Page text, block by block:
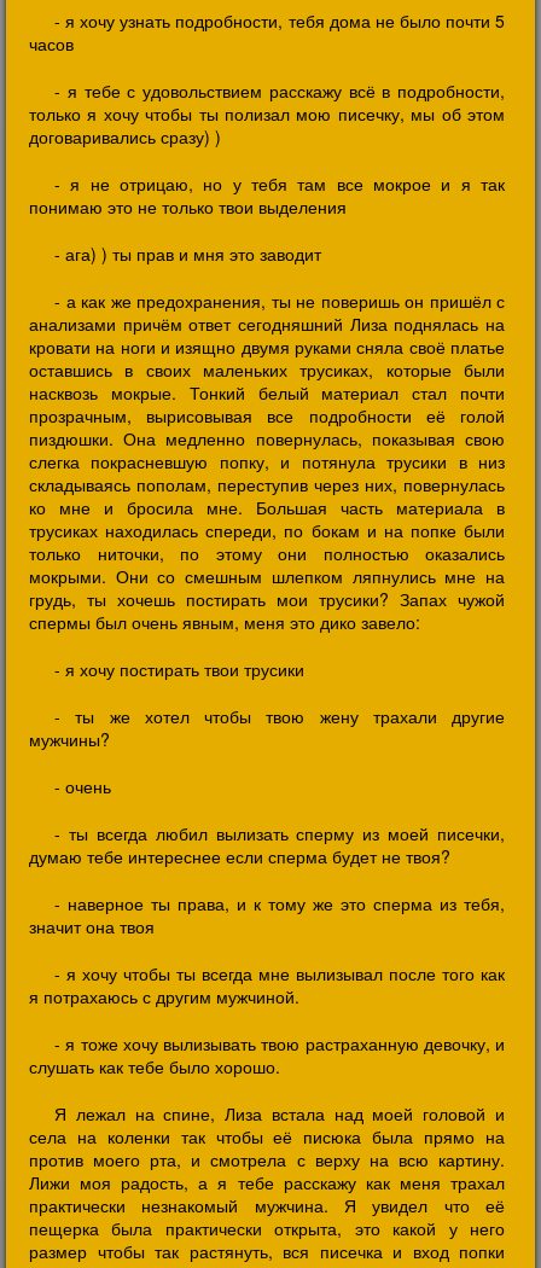
- я хочу узнать подробности, тебя дома не было почти 5
часов
- я тебе с удовольствием расскажу всё в подробности,
только я хочу чтобы ты полизал мою писечку, мы об этом
договаривались сразу) )
- я не отрицаю, но у тебя там все мокрое и я так
понимаю это не только твои выделения
- ага) ) ты прав и мня это заводит
- а как же предохранения, ты не поверишь он пришёл с
анализами причём ответ сегодняшний Лиза поднялась на
кровати на ноги и изящно двумя руками сняла своё платье
оставшись в своих маленьких трусиках, которые были
насквозь мокрые. Тонкий белый материал стал почти
прозрачным, вырисовывая все подробности её голой
пиздюшки. Она медленно повернулась, показывая свою
слегка покрасневшую попку, и потянула трусики в низ
складываясь пополам, переступив через них, повернулась
ко мне и бросила мне. Большая часть материала в
трусиках находилась спереди, по бокам и на попке были
только ниточки, по этому они полностью оказались
мокрыми. Они со смешным шлепком ляпнулись мне на
грудь, ты хочешь постирать мои трусики? Запах чужой
спермы был очень явным, меня это дико завело:
- я хочу постирать твои трусики
- ты же хотел чтобы твою жену трахали другие
мужчины?
- очень
- ты всегда любил вылизать сперму из моей писечки,
думаю тебе интереснее если сперма будет не твоя?
- наверное ты права, и к тому же это сперма из тебя,
значит она твоя
- я хочу чтобы ты всегда мне вылизывал после того как
я потрахаюсь с другим мужчиной.
- я тоже хочу вылизывать твою растраханную девочку, и
слушать как тебе было хорошо.
Я лежал на спине, Лиза встала над моей головой и
села на коленки так чтобы её писюка была прямо на
против моего рта, и смотрела с верху на всю картину.
Лижи моя радость, а я тебе расскажу как меня трахал
практически незнакомый мужчина. Я увидел что её
пещерка была практически открыта, это какой у него
размер чтобы так растянуть, вся писечка и вход попки